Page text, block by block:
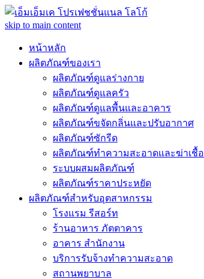
skip to main content
หน้าหลัก
ผลิตภัณฑ์ของเรา
ผลิตภัณฑ์ดูแลร่างกาย
ผลิตภัณฑ์ดูแลครัว
ผลิตภัณฑ์ดูแลพื้นและอาคาร
ผลิตภัณฑ์ขจัดกลิ่นและปรับอากาศ
ผลิตภัณฑ์ซักรีด
ผลิตภัณฑ์ทำความสะอาดและฆ่าเชื้อ
ระบบผสมผลิตภัณฑ์
ผลิตภัณฑ์ราคาประหยัด
ผลิตภัณฑ์สำหรับอุตสาหกรรม
โรงแรม รีสอร์ท
ร้านอาหาร ภัตตาคาร
อาคาร สำนักงาน
บริการรับจ้างทำความสะอาด
สถานพยาบาล